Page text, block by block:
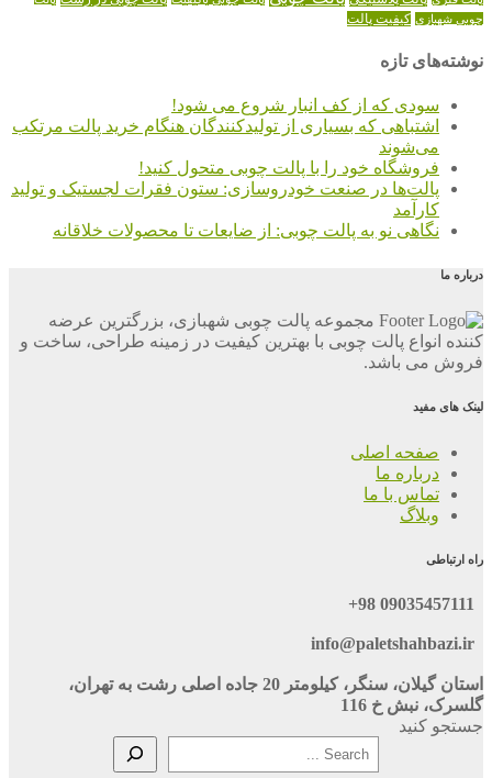
چوبی شهبازی کیفیت پالت
نوشته‌های تازه
سودی که از کف انبار شروع می شود!
اشتباهی که بسیاری از تولیدکنندگان هنگام خرید پالت مرتکب
می‌شوند
فروشگاه خود را با پالت چوبی متحول کنید!
پالت‌ها در صنعت خودروسازی: ستون فقرات لجستیک و تولید
کارآمد
نگاهی نو به پالت چوبی: از ضایعات تا محصولات خلاقانه
درباره ما
مجموعه پالت چوبی شهبازی، بزرگترین عرضه
کننده انواع پالت چوبی با بهترین کیفیت در زمینه طراحی، ساخت و
فروش می باشد.
لینک های مفید
صفحه اصلی
درباره ما
تماس با ما
وبلاگ
راه ارتباطی
09035457111 98+
info@paletshahbazi.ir
استان گیلان، سنگر، کیلومتر 20 جاده اصلی رشت به تهران،
گلسرک، نبش خ 116
جستجو کنید